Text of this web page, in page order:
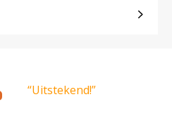
“Uitstekend!”